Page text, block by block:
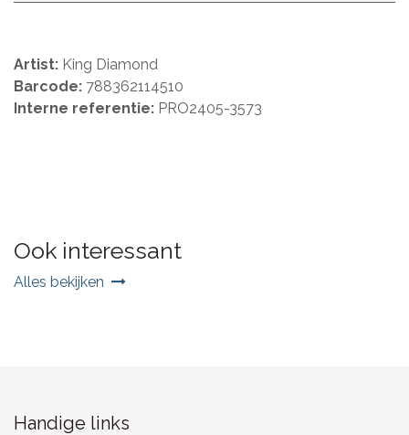
Artist: King Diamond
Barcode: 788362114510
Interne referentie: PRO2405-3573
Ook interessant
Alles bekijken
Handige links